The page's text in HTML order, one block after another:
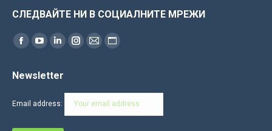
СЛЕДВАЙТЕ НИ В СОЦИАЛНИТЕ МРЕЖИ
Find us on:
Facebook
opens
window
YouTube
opens
window
Linkedin
opens
window
Instagram
in
Mail
in
Website
in
Newsletter
Email address: